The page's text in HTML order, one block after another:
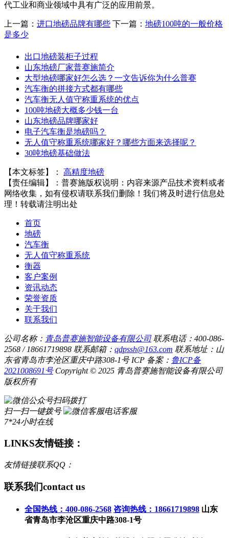
代工业和商业领域中具有广泛的应用前景。
上一篇： 进口地磅品牌有哪些 下一篇： 地磅100吨的一般价格
是多少
出口地磅装柜子过程
山东地磅厂家普赛施简介
大型地磅哪家好怎么选？一文告诉你为什么普赛
汽车衡的拼接方式都有哪些
汽车衡无人值守称重系统的优点
100吨地磅大概多少钱一台
山东地磅品牌哪家好
电子汽车衡是地磅吗？
无人值守称重系统哪家好？哪些方面来选择呢？
30吨地磅基础做法
【本文标签】： 高精度地磅
【责任编辑】： 普赛施版权说明：内容来源产品技术资料或者
网络收集，如有侵权请联系我们删除！我们将及时进行信息处
理！转载请注明出处
首页
地磅
汽车衡
无人值守称重系统
衡器
客户案例
资讯动态
荣誉资质
关于我们
联系我们
公司名称： 青岛普赛施智能设备有限公司 联系电话：400-086-
2568 / 18661719898 联系邮箱： qdpssh@163.com 联系地址：山
东省青岛市李沧区重庆中路308-1号 ICP 备案： 鲁ICP备
2021008691号 Copyright © 2025 青岛普赛施智能设备有限公司
版权所有
扫码拨打
扫一扫一键拨号
电话客服
7*24小时在线
LINKS友情链接：
友情链接联系QQ：
联系我们contact us
全国热线：400-086-2568 咨询热线：18661719898 山东
省青岛市李沧区重庆中路308-1号